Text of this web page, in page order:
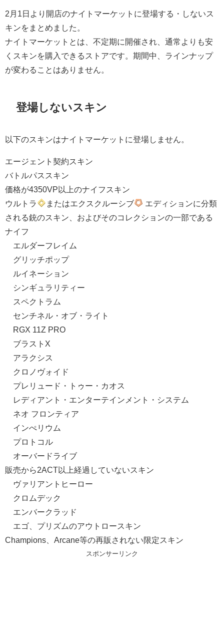
2月1日より開店のナイトマーケットに登場する・しないス
キンをまとめました。
ナイトマーケットとは、不定期に開催され、通常よりも安
くスキンを購入できるストアです。期間中、ラインナップ
が変わることはありません。
登場しないスキン
以下のスキンはナイトマーケットに登場しません。
エージェント契約スキン
バトルパススキン
価格が4350VP以上のナイフスキン
ウルトラ
またはエクスクルーシブ
エディションに分類
される銃のスキン、およびそのコレクションの一部である
ナイフ
エルダーフレイム
グリッチポップ
ルイネーション
シンギュラリティー
スペクトラム
センチネル・オブ・ライト
RGX 11Z PRO
ブラストX
アラクシス
クロノヴォイド
プレリュード・トゥー・カオス
レディアント・エンターテインメント・システム
ネオ フロンティア
インぺリウム
プロトコル
オーバードライブ
販売から2ACT以上経過していないスキン
ヴァリアントヒーロー
クロムデック
エンバークラッド
エゴ、プリズムのアウトロースキン
Champions、Arcane等の再販されない限定スキン
スポンサーリンク